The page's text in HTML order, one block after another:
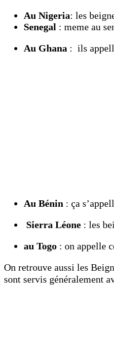
Au Nigeria: les
Senegal : meme au
Au Ghana : ils
Au Bénin : ça
Sierra Léone : les
au Togo : on appelle
On retrouve aussi les
sont servis généralement